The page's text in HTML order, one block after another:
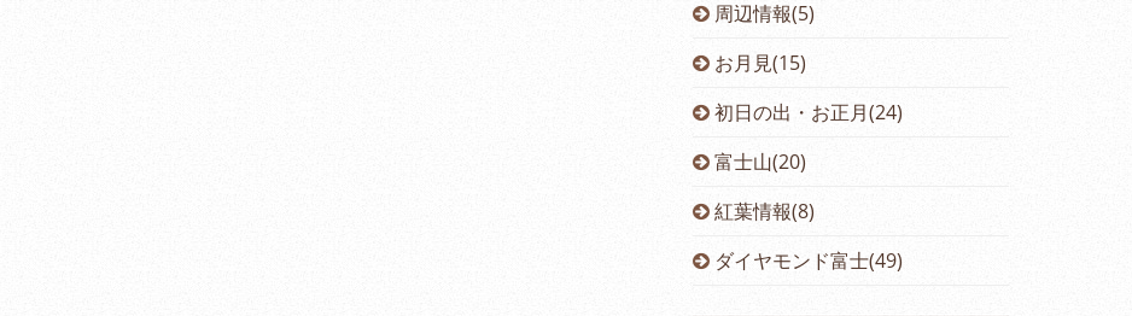
周辺情報(5)
お月見(15)
初日の出・お正月(24)
富士山(20)
紅葉情報(8)
ダイヤモンド富士(49)